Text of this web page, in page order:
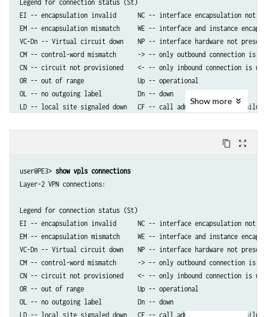
Legend for connection status (St)
EI -- encapsulation invalid      NC -- interface encapsulation not CCC/
EM -- encapsulation mismatch     WE -- interface and instance encaps
VC-Dn -- Virtual circuit down    NP -- interface hardware not
CM -- control-word mismatch      -> -- only outbound connection is up
CN -- circuit not provisioned    <- -- only inbound connection is up
OR -- out of range               Up -- operational
OL -- no outgoing label          Dn -- down
LD -- local site signaled down   CF -- call admission control
RN -- remote site not designated RM -- remote site ID not minimum
MM -- MTU mismatch               MI -- Mesh-Group ID not available
BK -- Backup connection          ST -- Standby connection
RS -- remote site standby        SN -- Static Neighbor
LB -- Local site not best-site   RB -- Remote site not best-site
VM -- VLAN ID mismatch
Legend for interface status
Up -- operational
Dn -- down
Show more
content_copy zoom_out_map
user@PE3> show vpls connections
Layer-2 VPN connections:
Legend for connection status (St)
EI -- encapsulation invalid      NC -- interface encapsulation not CCC/
EM -- encapsulation mismatch     WE -- interface and instance encaps
VC-Dn -- Virtual circuit down    NP -- interface hardware not
CM -- control-word mismatch      -> -- only outbound connection is up
CN -- circuit not provisioned    <- -- only inbound connection is up
OR -- out of range               Up -- operational
OL -- no outgoing label          Dn -- down
LD -- local site signaled down   CF -- call admission control